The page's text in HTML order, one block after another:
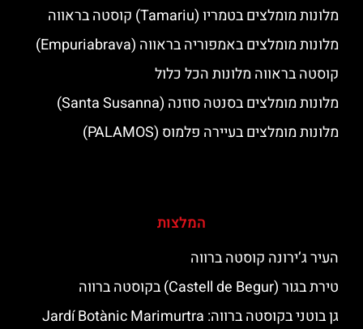
מלונות מומלצים בטמריו (Tamariu) קוסטה בראווה
מלונות מומלצים באמפוריה בראווה (Empuriabrava)
קוסטה בראווה מלונות הכל כלול
מלונות מומלצים בסנטה סוזנה (Santa Susanna)
מלונות מומלצים בעיירה פלמוס (PALAMOS)
המלצות
העיר ג’ירונה קוסטה ברווה
טירת בגור (Castell de Begur) בקוסטה ברווה
גן בוטני בקוסטה ברווה: ‪‪Jardí Botànic Marimurtra‬‬